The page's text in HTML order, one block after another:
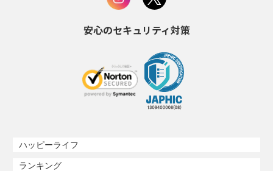
安心のセキュリティ対策
ハッピーライフ
ランキング